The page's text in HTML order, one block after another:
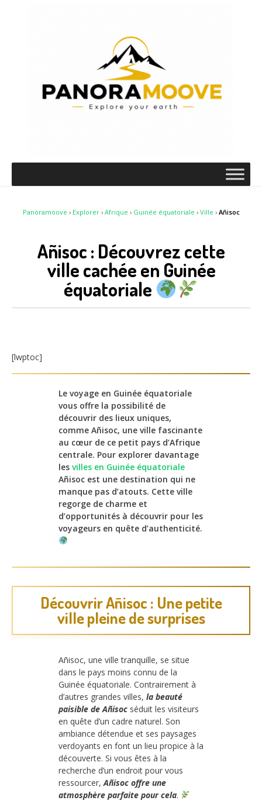
Panoramoove › Explorer› Afrique › Guinée équatoriale › Ville › Añisoc
Añisoc : Découvrez cette
ville cachée en Guinée
équatoriale
[lwptoc]
Le voyage en Guinée équatoriale
vous offre la possibilité de
découvrir des lieux uniques,
comme Añisoc, une ville fascinante
au cœur de ce petit pays d’Afrique
centrale. Pour explorer davantage
les villes en Guinée équatoriale
Añisoc est une destination qui ne
manque pas d’atouts. Cette ville
regorge de charme et
d’opportunités à découvrir pour les
voyageurs en quête d’authenticité.
Découvrir Añisoc : Une petite
ville pleine de surprises
Añisoc, une ville tranquille, se situe
dans le pays moins connu de la
Guinée équatoriale. Contrairement à
d’autres grandes villes, la beauté
paisible de Añisoc séduit les visiteurs
en quête d’un cadre naturel. Son
ambiance détendue et ses paysages
verdoyants en font un lieu propice à la
découverte. Si vous êtes à la
recherche d’un endroit pour vous
ressourcer, Añisoc offre une
atmosphère parfaite pour cela.